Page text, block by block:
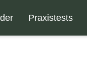
Praxistests